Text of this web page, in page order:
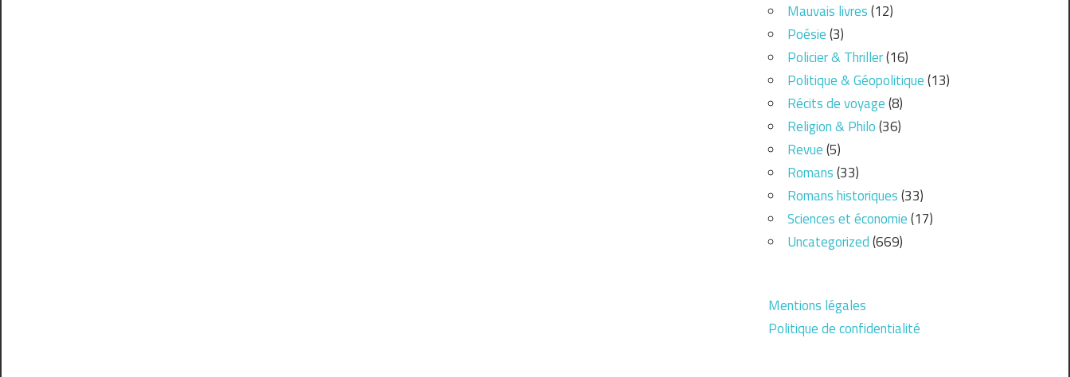
Mauvais livres(12)
Poésie(3)
Policier & Thriller(16)
Politique & Géopolitique(13)
Récits de voyage(8)
Religion & Philo(36)
Revue(5)
Romans(33)
Romans historiques(33)
Sciences et économie(17)
Uncategorized(669)
Mentions légales
Politique de confidentialité